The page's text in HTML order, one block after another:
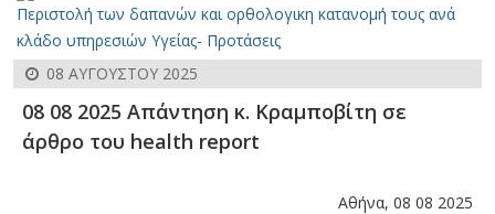
Περιστολή των δαπανών και ορθολογικη κατανομή τους ανά
κλάδο υπηρεσιών Υγείας- Προτάσεις
08 ΑΥΓΟΎΣΤΟΥ 2025
08 08 2025 Απάντηση κ. Κραμποβίτη σε
άρθρο του health report
Αθήνα, 08 08 2025